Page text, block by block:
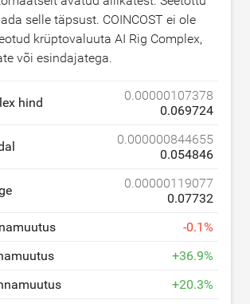
selle täpsust. COINCOST ei ole
krüptovaluuta AI Rig Complex,
või esindajatega.
hind
0.00000107378
0.069724
0.000000844655
0.054846
0.00000119077
0.07732
-0.1%
+36.9%
+20.3%